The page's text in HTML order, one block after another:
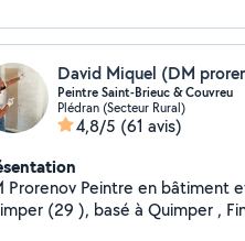
Peintre Saint-Brieuc & Couvreu
Plédran (Secteur Rural)
4,8/5 (61 avis)
Peintre en bâtiment et Couvreur à
à Quimper , Finistère . Artisan